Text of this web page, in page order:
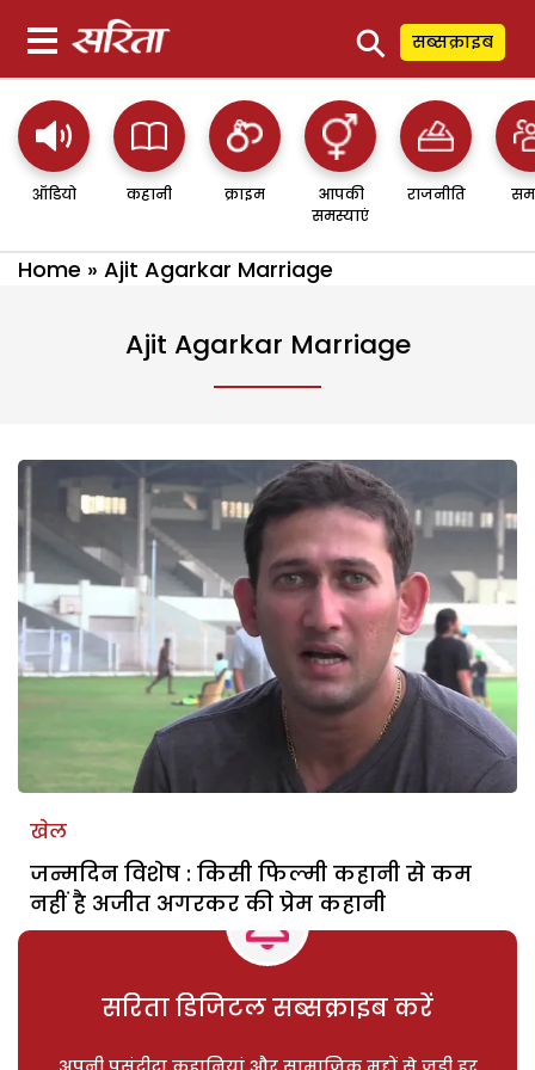
⚲ सब्सक्राइब
ऑडियो कहानी क्राइम
आपकी
समस्याएं
राजनीति
Home » Ajit Agarkar Marriage
Ajit Agarkar Marriage
खेल
जन्मदिन विशेष : किसी फिल्मी कहानी से कम
नहीं है अजीत अगरकर की प्रेम कहानी
सरिता डिजिटल सब्सक्राइब करें